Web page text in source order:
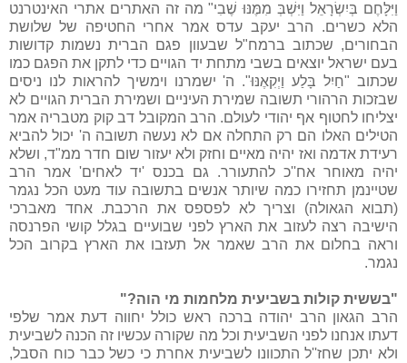
וַיִּלָּחֶם בְּיִשְׂרָאֵל וַיִּשְׁבְּ מִמֶּנּוּ שֶׁבִי" מה זה האתרים אתרי האינטרנט
הלא כשרים. הרב יעקב עדס אמר אחרי החטיפה של שלושת
הבחורים, שכתוב ברמח"ל שבעוון פגם הברית נשמות קדושות
בעם ישראל יוצאים בשבי מתחת יד הגויים כדי לתקן את הפגם כמו
שכתוב "חַיִל בָּלַע וַיְקִאֶנּוּ". ה' ישמרנו וימשיך להראות לנו ניסים
שבזכות הרהורי תשובה שמירת העיניים ושמירת הברית הגויים לא
יצליחו לחטוף אף יהודי לעולם. הרב המקובל דב קוק מטבריה אמר
הטילים האלו הם רק התחלה אם לא נעשה תשובה ה' יכול להביא
רעידת אדמה ואז יהיה מאיים וחזק ולא יעזור שום חדר ממ"ד, ושלא
יהיה מאוחר אח''כ להתעורר. גם בכנס 'יד לאחים' אמר הרב
שטיינמן תחזירו כמה שיותר אנשים בתשובה עוד מעט הכל נגמר
(תבוא הגאולה) וצריך לא לפספס את הרכבת. אחד מאברכי
הישיבה רצה לעזוב את הארץ לפני שבועיים בגלל קושי הפרנסה
וראה בחלום את הרב שאמר אל תעזבו את הארץ בקרוב הכל
נגמר.
"בששית קולות בשביעית מלחמות מי הוה?"
הרב הגאון הרב יהודה ברכה ראש כולל יחווה דעת אמר שלפי
דעתו אנחנו לפני השביעית וכל מה שקורה עכשיו זה הכנה לשביעית
ולא יתכן שחז''ל התכוונו לשביעית אחרת כי כשל כבר כוח הסבל,